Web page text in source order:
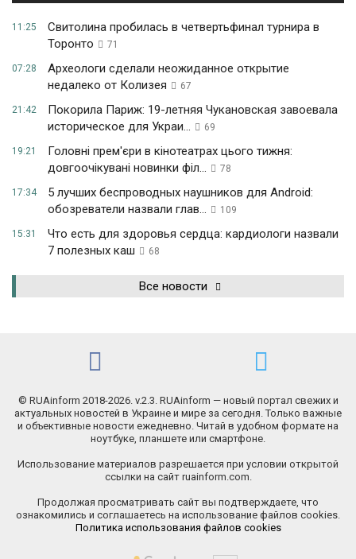
11:25
Свитолина пробилась в четвертьфинал турнира в
Торонто
71
07:28
Археологи сделали неожиданное открытие
недалеко от Колизея
67
21:42
Покорила Париж: 19-летняя Чукановская завоевала
историческое для Украи...
69
19:21
Головні прем'єри в кінотеатрах цього тижня:
довгоочікувані новинки філ...
78
17:34
5 лучших беспроводных наушников для Android:
обозреватели назвали глав...
109
15:31
Что есть для здоровья сердца: кардиологи назвали
7 полезных каш
68
Все новости
© RUAinform 2018-2026. v.2.3. RUAinform — новый портал свежих и
актуальных новостей в Украине и мире за сегодня. Только важные
и объективные новости ежедневно. Читай в удобном формате на
ноутбуке, планшете или смартфоне.
Использование материалов разрешается при условии открытой
ссылки на сайт ruainform.com.
Продолжая просматривать сайт вы подтверждаете, что
ознакомились и соглашаетесь на использование файлов cookies.
Политика использования файлов cookies